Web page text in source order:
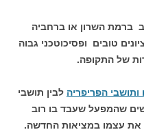
ברמת השרון או ברחביה
טובים ופסיכוטכני גבוה
של התקופה.
ותושבי הפריפריה לבין תושבי
שהמפעל שעבד בו רוב
את עצמו במציאות החדשה.